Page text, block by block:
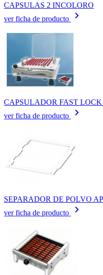
CAPSULAS 2 INCOLORO
ver ficha de producto
keyboard_arrow_right
CAPSULADOR FAST
ver ficha de producto
keyboard_arrow_right
SEPARADOR DE POLVO
ver ficha de producto
keyboard_arrow_right